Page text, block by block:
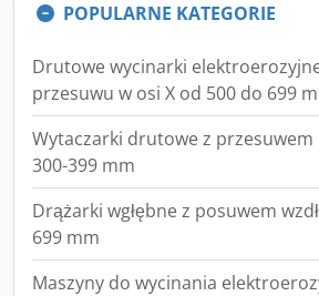
POPULARNE KATEGORIE
Drutowe wycinarki
przesuwu w osi X od 500 do 699
Wytaczarki drutowe z przesuwem
300-399 mm
Drążarki wgłębne z posuwem
699 mm
Maszyny do wycinania